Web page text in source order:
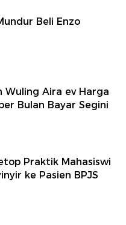
Beli Enzo
Wuling Aira ev Harga
Bulan Bayar Segini
Praktik Mahasiswi
ke Pasien BPJS